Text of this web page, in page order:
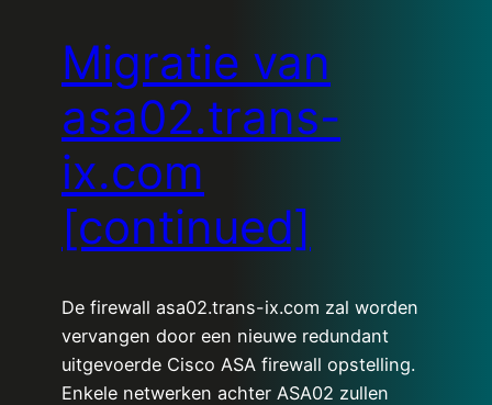
Migratie van
asa02.trans-
ix.com
[continued]
De firewall asa02.trans-ix.com zal worden
vervangen door een nieuwe redundant
uitgevoerde Cisco ASA firewall opstelling.
Enkele netwerken achter ASA02 zullen